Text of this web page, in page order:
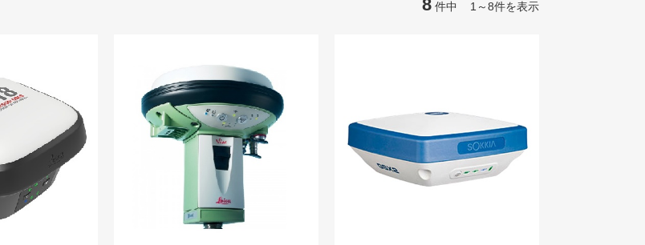
8 件中 1～8件を表示